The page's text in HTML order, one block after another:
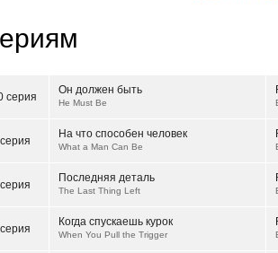
серия
Он должен быть
He Must Be
На что способен человек
What a Man Can Be
Последняя деталь
The Last Thing Left
Когда спускаешь курок
When You Pull the Trigger